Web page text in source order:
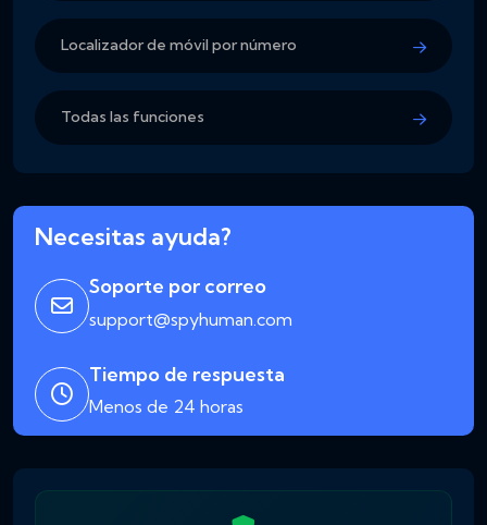
Localizador de móvil por número
Todas las funciones
Necesitas ayuda?
Soporte por correo
support@spyhuman.com
Tiempo de respuesta
Menos de 24 horas